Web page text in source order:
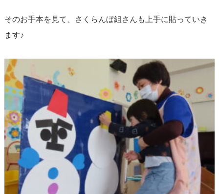
そのお手本を見て、さくらんぼ組さんも上手に貼っていき
ます♪